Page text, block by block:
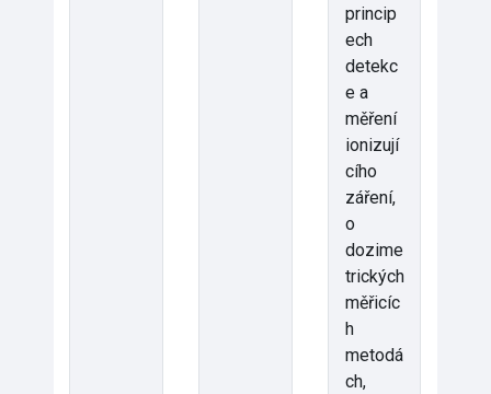
princip
ech
detekc
e a
měření
ionizují
cího
záření,
o
dozime
trických
měřicíc
h
metodá
ch,